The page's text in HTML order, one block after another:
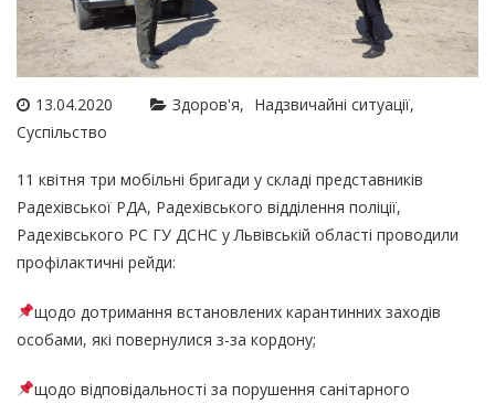
13.04.2020 Здоров'я
Надзвичайні ситуації
Суспільство
11 квітня три мобільні бригади у складі представників
Радехівської РДА, Радехівського відділення поліції,
Радехівського РС ГУ ДСНС у Львівській області проводили
профілактичні рейди:
щодо дотримання встановлених карантинних заходів
особами, які повернулися з-за кордону;
щодо відповідальності за порушення санітарного